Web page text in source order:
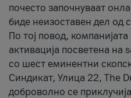
почесто започнуваат
биде неизоставен дел од
По тој повод,
активација посветена на
со шест еминентни
Синдикат, Улица 22, The
доброволно се